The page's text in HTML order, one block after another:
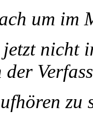
um im
nicht
zu